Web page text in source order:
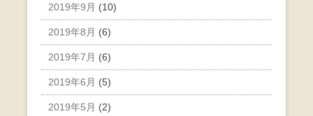
2019年9月 (10)
2019年8月 (6)
2019年7月 (6)
2019年6月 (5)
2019年5月 (2)